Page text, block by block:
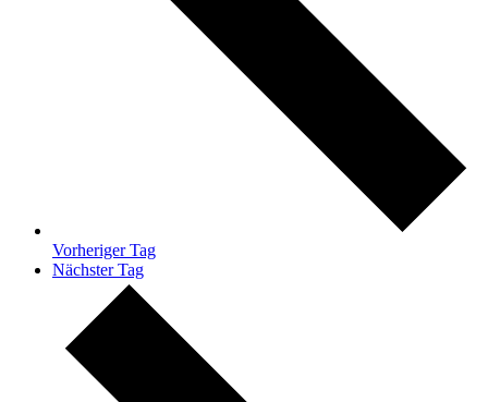
Vorheriger Tag
Nächster Tag